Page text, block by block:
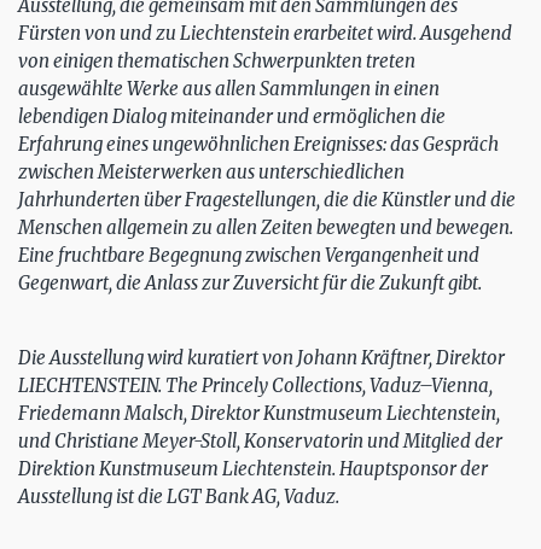
Ausstellung, die gemeinsam mit den Sammlungen des
Fürsten von und zu Liechtenstein erarbeitet wird. Ausgehend
von einigen thematischen Schwerpunkten treten
ausgewählte Werke aus allen Sammlungen in einen
lebendigen Dialog miteinander und ermöglichen die
Erfahrung eines ungewöhnlichen Ereignisses: das Gespräch
zwischen Meisterwerken aus unterschiedlichen
Jahrhunderten über Fragestellungen, die die Künstler und die
Menschen allgemein zu allen Zeiten bewegten und bewegen.
Eine fruchtbare Begegnung zwischen Vergangenheit und
Gegenwart, die Anlass zur Zuversicht für die Zukunft gibt.
Die Ausstellung wird kuratiert von Johann Kräftner, Direktor
LIECHTENSTEIN. The Princely Collections, Vaduz–Vienna,
Friedemann Malsch, Direktor Kunstmuseum Liechtenstein,
und Christiane Meyer-Stoll, Konservatorin und Mitglied der
Direktion Kunstmuseum Liechtenstein. Hauptsponsor der
Ausstellung ist die LGT Bank AG, Vaduz.